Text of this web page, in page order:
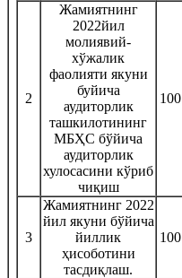
2
Жамиятнинг
2022йил
молиявий-
хўжалик
фаолияти якуни
буйича
аудиторлик
ташкилотининг
МБҲС бўйича
аудиторлик
хулосасини кўриб
чиқиш
100
3
Жамиятнинг 2022
йил якуни бўйича
йиллик
ҳисоботини
тасдиқлаш.
100